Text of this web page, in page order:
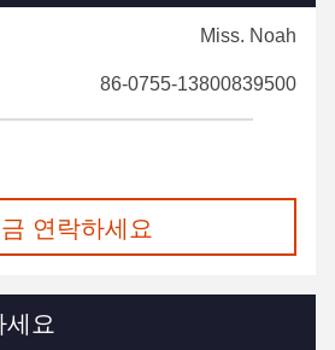
Miss. Noah
86-0755-13800839500
연락하세요
요